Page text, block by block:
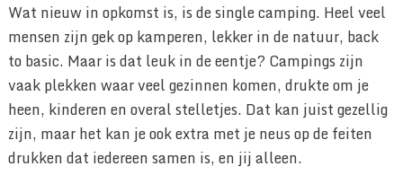
Wat nieuw in opkomst is, is de single camping. Heel veel
mensen zijn gek op kamperen, lekker in de natuur, back
to basic. Maar is dat leuk in de eentje? Campings zijn
vaak plekken waar veel gezinnen komen, drukte om je
heen, kinderen en overal stelletjes. Dat kan juist gezellig
zijn, maar het kan je ook extra met je neus op de feiten
drukken dat iedereen samen is, en jij alleen.